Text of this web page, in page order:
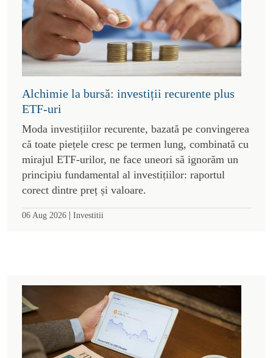
Alchimie la bursă: investiții recurente plus
ETF-uri
Moda investițiilor recurente, bazată pe convingerea
că toate piețele cresc pe termen lung, combinată cu
mirajul ETF-urilor, ne face uneori să ignorăm un
principiu fundamental al investițiilor: raportul
corect dintre preț și valoare.
06 Aug 2026 | Investitii